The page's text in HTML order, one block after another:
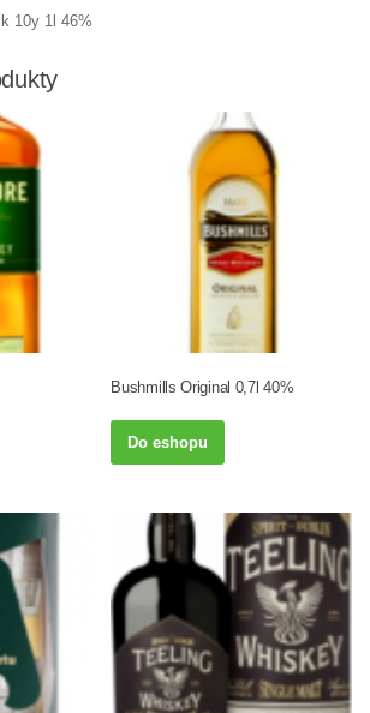
10y 1l 46%
Bushmills Original 0,7l 40%
Do eshopu